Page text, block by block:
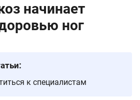
начинает
ног
к специалистам